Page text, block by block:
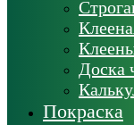
Доска
Покраска